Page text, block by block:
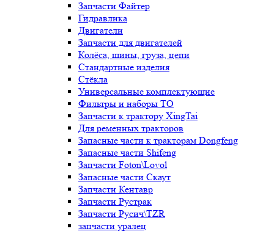
Запчасти Файтер
Гидравлика
Двигатели
Запчасти для двигателей
Колёса, шины, груза, цепи
Стандартные изделия
Стёкла
Универсальные комплектующие
Фильтры и наборы ТО
Запчасти к трактору XingTai
Для ременных тракторов
Запасные части к тракторам Dongfeng
Запасные части Shifeng
Запчасти Foton\Lovol
Запасные части Скаут
Запчасти Кентавр
Запчасти Рустрак
Запчасти Русич\TZR
запчасти уралец